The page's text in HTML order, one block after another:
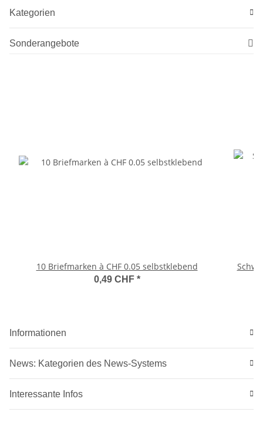
Kategorien
Sonderangebote
10 Briefmarken à CHF 0.05 selbstklebend
0,49 CHF *
Informationen
News: Kategorien des News-Systems
Interessante Infos